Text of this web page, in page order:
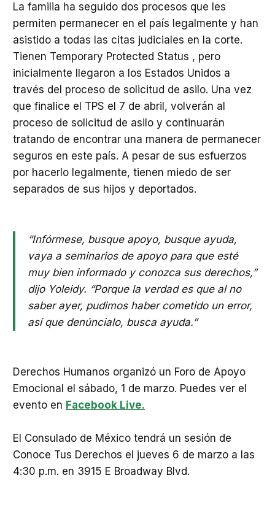
La familia ha seguido dos procesos que les
permiten permanecer en el país legalmente y han
asistido a todas las citas judiciales en la corte.
Tienen Temporary Protected Status , pero
inicialmente llegaron a los Estados Unidos a
través del proceso de solicitud de asilo. Una vez
que finalice el TPS el 7 de abril, volverán al
proceso de solicitud de asilo y continuarán
tratando de encontrar una manera de permanecer
seguros en este país. A pesar de sus esfuerzos
por hacerlo legalmente, tienen miedo de ser
separados de sus hijos y deportados.
“Infórmese, busque apoyo, busque ayuda,
vaya a seminarios de apoyo para que esté
muy bien informado y conozca sus derechos,”
dijo Yoleidy. “Porque la verdad es que al no
saber ayer, pudimos haber cometido un error,
así que denúncialo, busca ayuda.”
Derechos Humanos organizó un Foro de Apoyo
Emocional el sábado, 1 de marzo. Puedes ver el
evento en Facebook Live.
El Consulado de México tendrá un sesión de
Conoce Tus Derechos el jueves 6 de marzo a las
4:30 p.m. en 3915 E Broadway Blvd.